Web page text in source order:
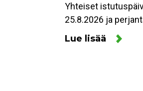
Yhteiset
25.8.2026 ja
Lue lisää